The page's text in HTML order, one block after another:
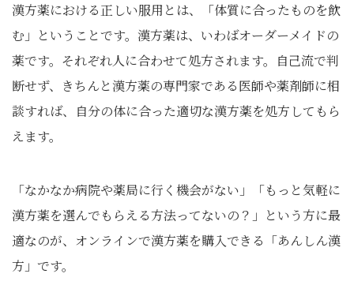
漢方薬における正しい服用とは、「体質に合ったものを飲
む」ということです。漢方薬は、いわばオーダーメイドの
薬です。それぞれ人に合わせて処方されます。自己流で判
断せず、きちんと漢方薬の専門家である医師や薬剤師に相
談すれば、自分の体に合った適切な漢方薬を処方してもら
えます。
「なかなか病院や薬局に行く機会がない」「もっと気軽に
漢方薬を選んでもらえる方法ってないの？」という方に最
適なのが、オンラインで漢方薬を購入できる「あんしん漢
方」です。